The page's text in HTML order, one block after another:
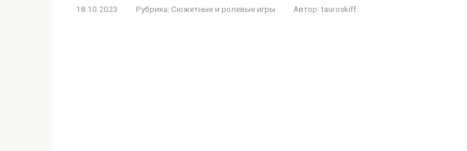
18.10.2023 Рубрика: Сюжетные и ролевые игры Автор: tauroskiff